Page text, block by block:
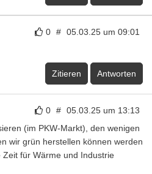
0 # 05.03.25 um 09:01
Zitieren Antworten
0 # 05.03.25 um 13:13
(im PKW-Markt), den wenigen
wir grün herstellen können werden
Zeit für Wärme und Industrie